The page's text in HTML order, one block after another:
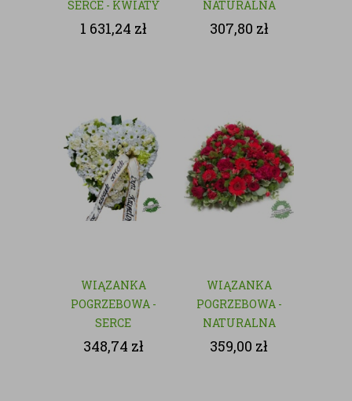
SERCE - KWIATY
NATURALNE 2
1 631,24 zł
NATURALNA
307,80 zł
WIĄZANKA
POGRZEBOWA -
SERCE
348,74 zł
WIĄZANKA
POGRZEBOWA -
NATURALNA
359,00 zł